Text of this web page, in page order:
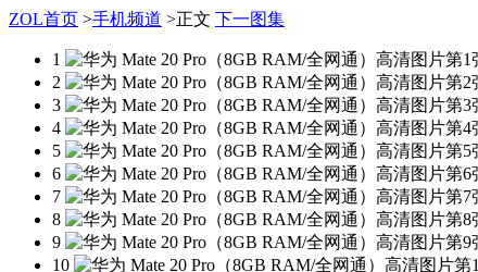
ZOL首页 >手机频道 >正文 下一图集
1
2
3
4
5
6
7
8
9
10